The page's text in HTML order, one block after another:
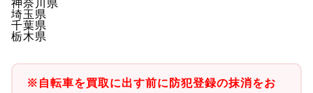
神奈川県
埼玉県
千葉県
栃木県
※自転車を買取に出す前に防犯登録の抹消をお